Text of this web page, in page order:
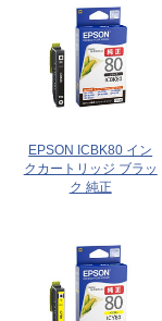
EPSON ICBK80 イン
クカートリッジ ブラッ
ク 純正